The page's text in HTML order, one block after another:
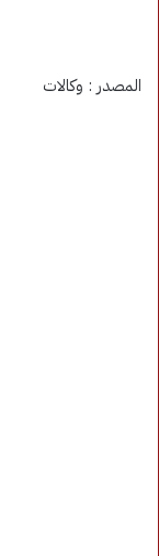
المصدر : وكالات